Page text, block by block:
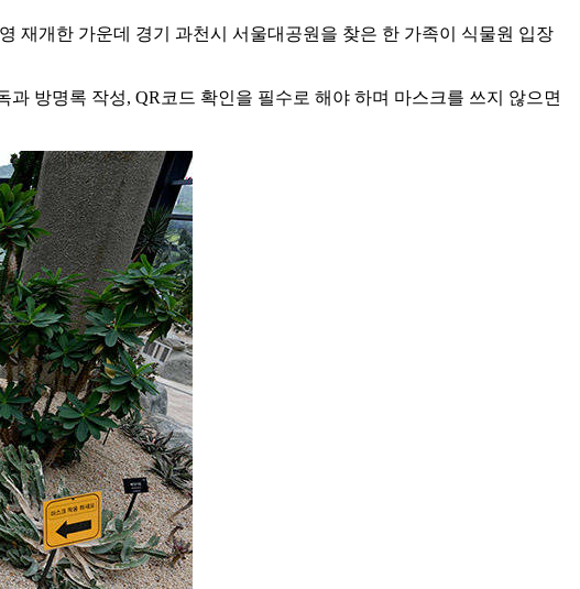
재개한 가운데 경기 과천시 서울대공원을 찾은 한 가족이 식물원 입장
방명록 작성, QR코드 확인을 필수로 해야 하며 마스크를 쓰지 않으면